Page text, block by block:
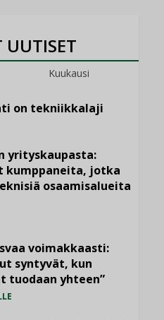
Kuukausi
on tekniikkalaji
yrityskaupasta:
kumppaneita, jotka
osaamisalueita
voimakkaasti:
syntyvät, kun
tuodaan yhteen”